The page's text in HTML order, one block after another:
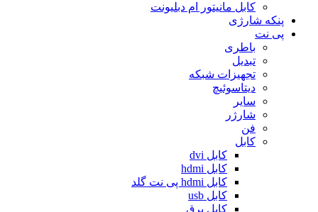
کابل مانیتور ام دبلیونت
پنکه شارژی
پی نت
باطری
تبدیل
تجهیزات شبکه
دیتاسوئیچ
سایر
شارژر
فن
کابل
کابل dvi
کابل hdmi
کابل hdmi پی نت گلد
کابل usb
کابل برق